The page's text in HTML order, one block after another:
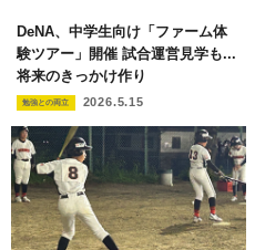
DeNA、中学生向け「ファーム体
験ツアー」開催 試合運営見学も...
将来のきっかけ作り
勉強との両立 2026.5.15